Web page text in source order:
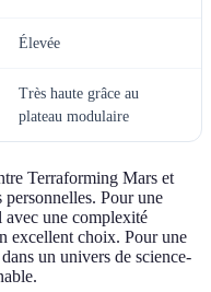
Élevée
Très haute grâce au
plateau modulaire
Terraforming Mars et
Pour une
avec une complexité
excellent choix. Pour une
un univers de science-